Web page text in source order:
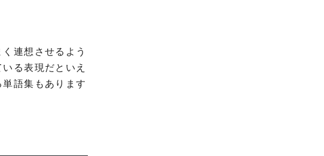
連想させるよう
る表現だといえ
語集もあります